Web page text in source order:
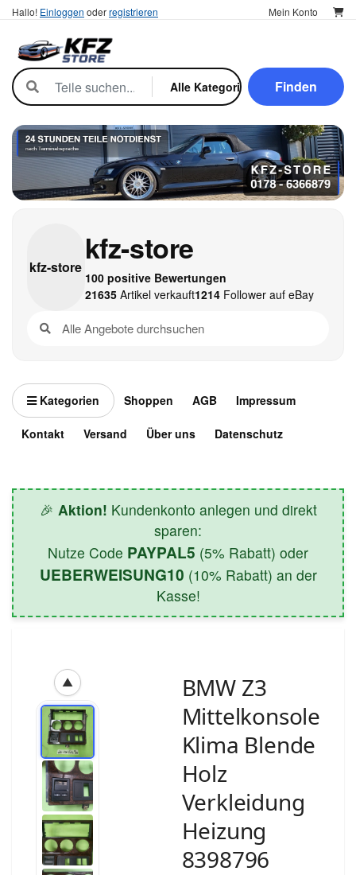
Hallo! Einloggen oderregistrieren Mein Konto
Finden
kfz-store
kfz-store
100 positive Bewertungen
21635Artikel verkauft1214Follower auf eBay
Kategorien Shoppen AGB Impressum
Kontakt Versand Über uns Datenschutz
🎉 Aktion! Kundenkonto anlegen und direkt
sparen:
Nutze Code PAYPAL5 (5% Rabatt) oder
UEBERWEISUNG10 (10% Rabatt) an der
Kasse!
▲
BMW Z3
Mittelkonsole
Klima Blende
Holz
Verkleidung
Heizung
8398796